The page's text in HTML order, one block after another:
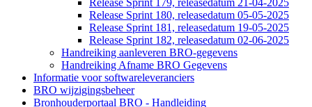
Release Sprint 179, releasedatum 21-04-2025
Release Sprint 180, releasedatum 05-05-2025
Release Sprint 181, releasedatum 19-05-2025
Release Sprint 182, releasedatum 02-06-2025
Handreiking aanleveren BRO-gegevens
Handreiking Afname BRO Gegevens
Informatie voor softwareleveranciers
BRO wijzigingsbeheer
Bronhouderportaal BRO - Handleiding